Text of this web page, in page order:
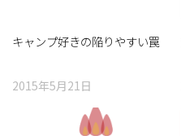
キャンプ好きの陥りやすい罠
2015年5月21日